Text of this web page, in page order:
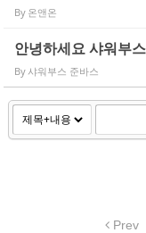
By 온앤온
안녕하세요 샤워부
By 샤워부스 준바스
Prev